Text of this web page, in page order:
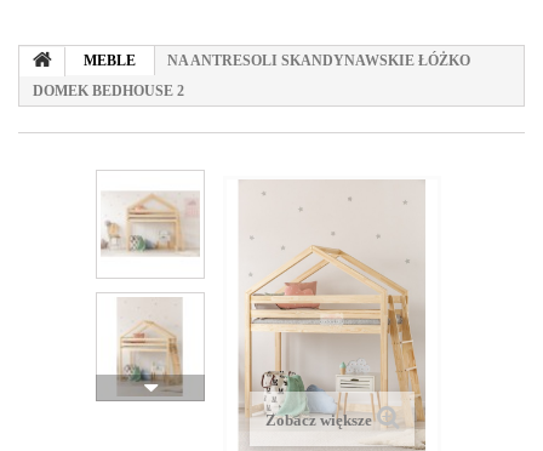
MEBLE
NA ANTRESOLI SKANDYNAWSKIE ŁÓŻKO
DOMEK BEDHOUSE 2
Zobacz większe